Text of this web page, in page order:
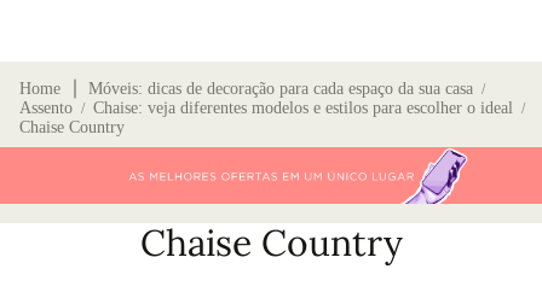
Home Móveis: dicas de decoração para cada espaço da sua casa /
Assento / Chaise: veja diferentes modelos e estilos para escolher o ideal /
Chaise Country
Chaise Country